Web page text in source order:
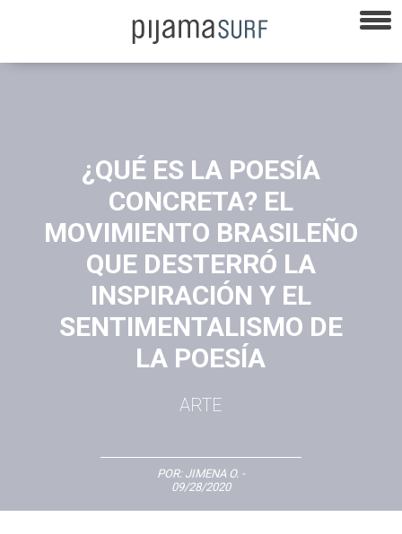
¿QUÉ ES LA POESÍA
CONCRETA? EL
MOVIMIENTO BRASILEÑO
QUE DESTERRÓ LA
INSPIRACIÓN Y EL
SENTIMENTALISMO DE
LA POESÍA
ARTE
POR: JIMENA O. -
09/28/2020